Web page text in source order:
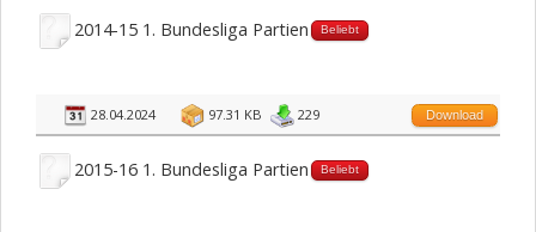
2014-15 1. Bundesliga Partien Beliebt
28.04.2024 97.31 KB 229 Download
2015-16 1. Bundesliga Partien Beliebt